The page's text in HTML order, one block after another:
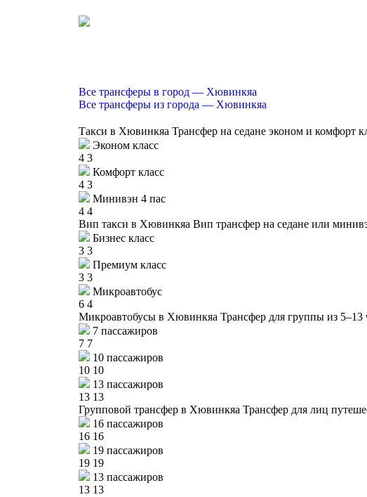
Все трансферы в город — Хювинкяа
Все трансферы из города — Хювинкяа
Такси в Хювинкяа Трансфер на седане эконом и комфорт
Эконом класс
4 3
Комфорт класс
4 3
Минивэн 4 пас
4 4
Вип такси в Хювинкяа Вип трансфер на седане или
Бизнес класс
3 3
Премиум класс
3 3
Микроавтобус
6 4
Микроавтобусы в Хювинкяа Трансфер для группы из 5–13
7 пассажиров
7 7
10 пассажиров
10 10
13 пассажиров
13 13
Групповой трансфер в Хювинкяа Трансфер для лиц
16 пассажиров
16 16
19 пассажиров
19 19
13 пассажиров
13 13